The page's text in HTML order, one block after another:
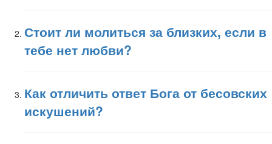
Стоит ли молиться за близких, если в
тебе нет любви?
Как отличить ответ Бога от бесовских
искушений?